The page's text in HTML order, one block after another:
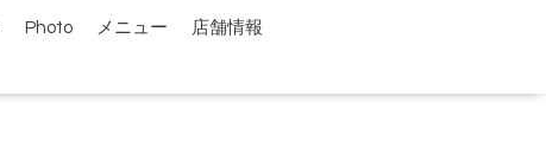
Photo メニュー
店舗情報